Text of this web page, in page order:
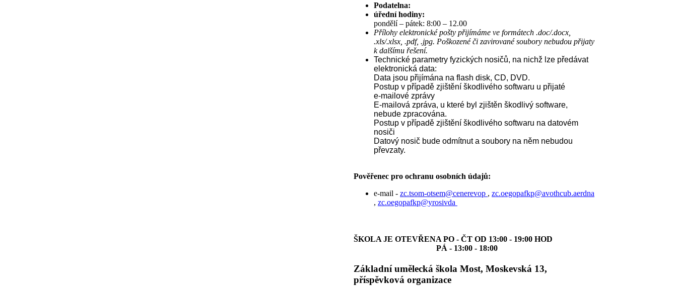
Podatelna:
úřední hodiny:
pondělí – pátek: 8:00 – 12.00
Přílohy elektronické pošty přijímáme ve formátech .doc/.docx,
.xls/.xlsx, .pdf, .jpg. Poškozené či zavirované soubory nebudou přijaty
k dalšímu řešení.
Technické parametry fyzických nosičů, na nichž lze předávat
elektronická data:
Data jsou přijímána na flash disk, CD, DVD.
Postup v případě zjištění škodlivého softwaru u přijaté
e-mailové zprávy
E-mailová zpráva, u které byl zjištěn škodlivý software,
nebude zpracována.
Postup v případě zjištění škodlivého softwaru na datovém
nosiči
Datový nosič bude odmítnut a soubory na něm nebudou
převzaty.
Pověřenec pro ochranu osobních údajů:
e-mail - zc.tsom-otsem@cenerevop , zc.oegopafkp@avothcub.aerdna
, zc.oegopafkp@yrosivda
ŠKOLA JE OTEVŘENA PO - ČT OD 13:00 - 19:00 HOD
PÁ - 13:00 - 18:00
Základní umělecká škola Most, Moskevská 13,
příspěvková organizace